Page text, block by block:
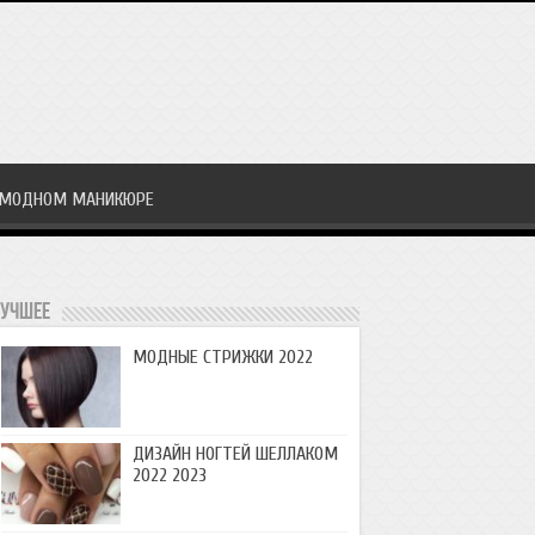
МАНИКЮРЕ
МОДНЫЕ СТРИЖКИ 2022
ДИЗАЙН НОГТЕЙ ШЕЛЛАКОМ
2022 2023